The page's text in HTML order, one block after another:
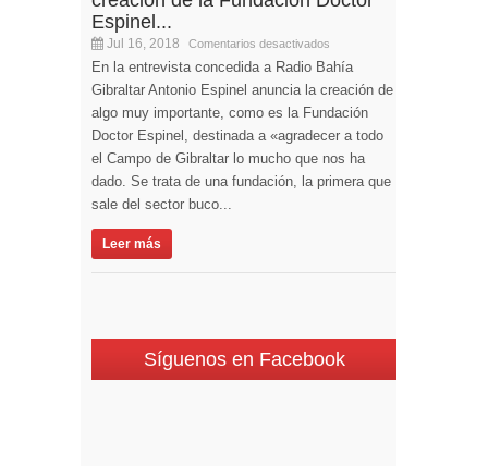
Espinel...
Jul 16, 2018 Comentarios desactivados
En la entrevista concedida a Radio Bahía
Gibraltar Antonio Espinel anuncia la creación de
algo muy importante, como es la Fundación
Doctor Espinel, destinada a «agradecer a todo
el Campo de Gibraltar lo mucho que nos ha
dado. Se trata de una fundación, la primera que
sale del sector buco...
Leer más
Síguenos en Facebook